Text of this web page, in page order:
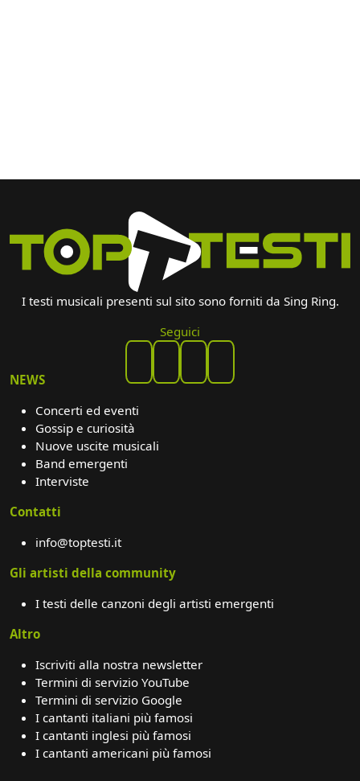
I testi musicali presenti sul sito sono forniti da Sing Ring.
Seguici
NEWS
Concerti ed eventi
Gossip e curiosità
Nuove uscite musicali
Band emergenti
Interviste
Contatti
info@toptesti.it
Gli artisti della community
I testi delle canzoni degli artisti emergenti
Altro
Iscriviti alla nostra newsletter
Termini di servizio YouTube
Termini di servizio Google
I cantanti italiani più famosi
I cantanti inglesi più famosi
I cantanti americani più famosi